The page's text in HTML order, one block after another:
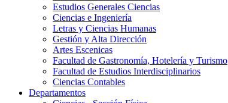
Estudios Generales Ciencias
Ciencias e Ingeniería
Letras y Ciencias Humanas
Gestión y Alta Dirección
Artes Escenicas
Facultad de Gastronomía, Hotelería y Turismo
Facultad de Estudios Interdisciplinarios
Ciencias Contables
Departamentos